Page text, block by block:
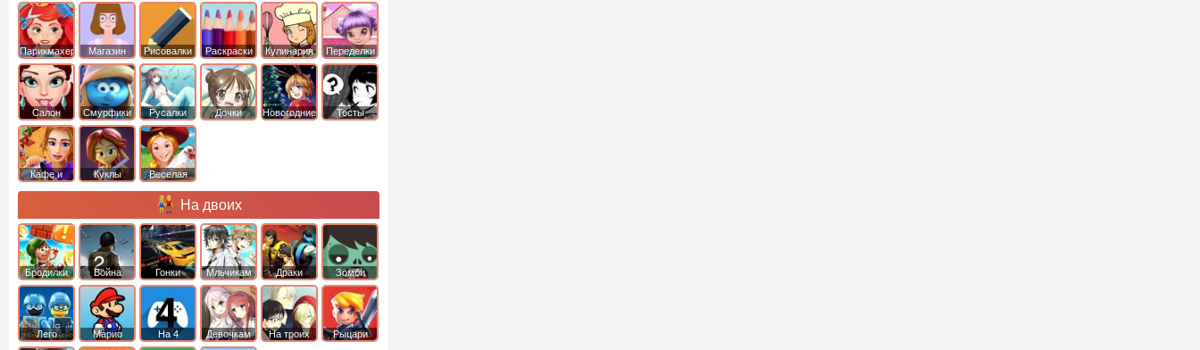
Парикмахер Магазин Рисовалки Раскраски Кулинария Переделки
Салон Смурфики Русалки Дочки Новогодние Тесты
Кафе и
Куклы
Веселая
На двоих
Бродилки Война Гонки Мльчикам Драки Зомби
Лего Марио На 4 Девочкам На троих Рыцари